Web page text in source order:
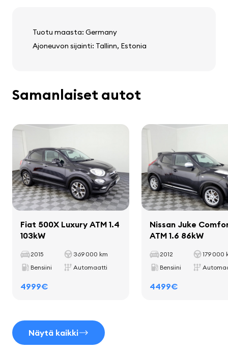
stereo
matkustajakomputer
Sisustus
mukitelineet
nahkainen vaihteenvalitsin
Istuimet
Tyhjä paino
Kantavuus
475 kg
Tuotu maasta: Germany
Ajoneuvon sijainti: Tallinn, Estonia
Samanlaiset autot
Fiat 500X Luxury ATM 1.4
103kW
2015
369 000 km
Bensiini
Automaatti
4999€
Nissan Juke
ATM 1.6 86kW
2012
179 000
Bensiini
4499€
Näytä kaikki